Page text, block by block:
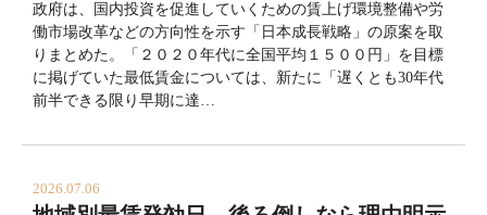
政府は、国内投資を促進していくための賃上げ環境整備や労
働市場改革などの方向性を示す「日本成長戦略」の原案を取
りまとめた。「２０２０年代に全国平均１５００円」を目標
に掲げていた最低賃金については、新たに「遅くとも30年代
前半できる限り早期に達…
2026.07.06